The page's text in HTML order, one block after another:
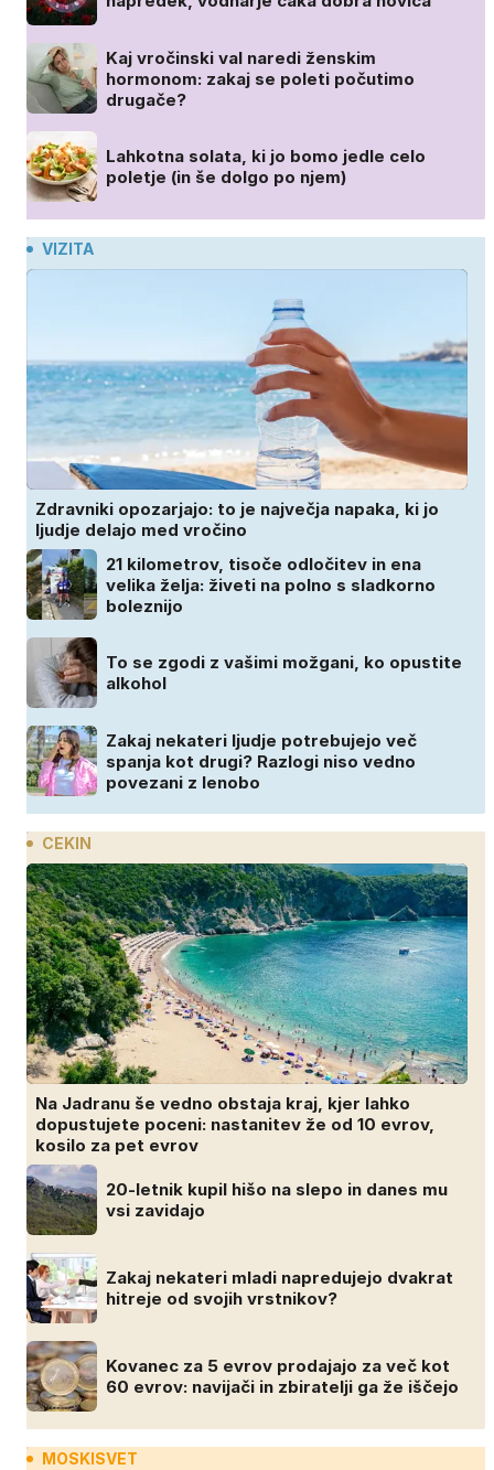
Kaj vročinski val naredi ženskim
hormonom: zakaj se poleti počutimo
drugače?
Lahkotna solata, ki jo bomo jedle celo
poletje (in še dolgo po njem)
VIZITA
Zdravniki opozarjajo: to je največja napaka, ki jo
ljudje delajo med vročino
21 kilometrov, tisoče odločitev in ena
velika želja: živeti na polno s sladkorno
boleznijo
To se zgodi z vašimi možgani, ko opustite
alkohol
Zakaj nekateri ljudje potrebujejo več
spanja kot drugi? Razlogi niso vedno
povezani z lenobo
CEKIN
Na Jadranu še vedno obstaja kraj, kjer lahko
dopustujete poceni: nastanitev že od 10 evrov,
kosilo za pet evrov
20-letnik kupil hišo na slepo in danes mu
vsi zavidajo
Zakaj nekateri mladi napredujejo dvakrat
hitreje od svojih vrstnikov?
Kovanec za 5 evrov prodajajo za več kot
60 evrov: navijači in zbiratelji ga že iščejo
MOSKISVET